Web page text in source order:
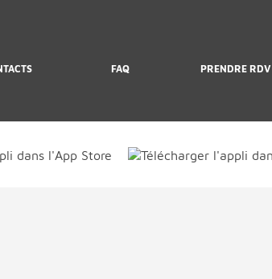
FAQ PRENDRE RDV